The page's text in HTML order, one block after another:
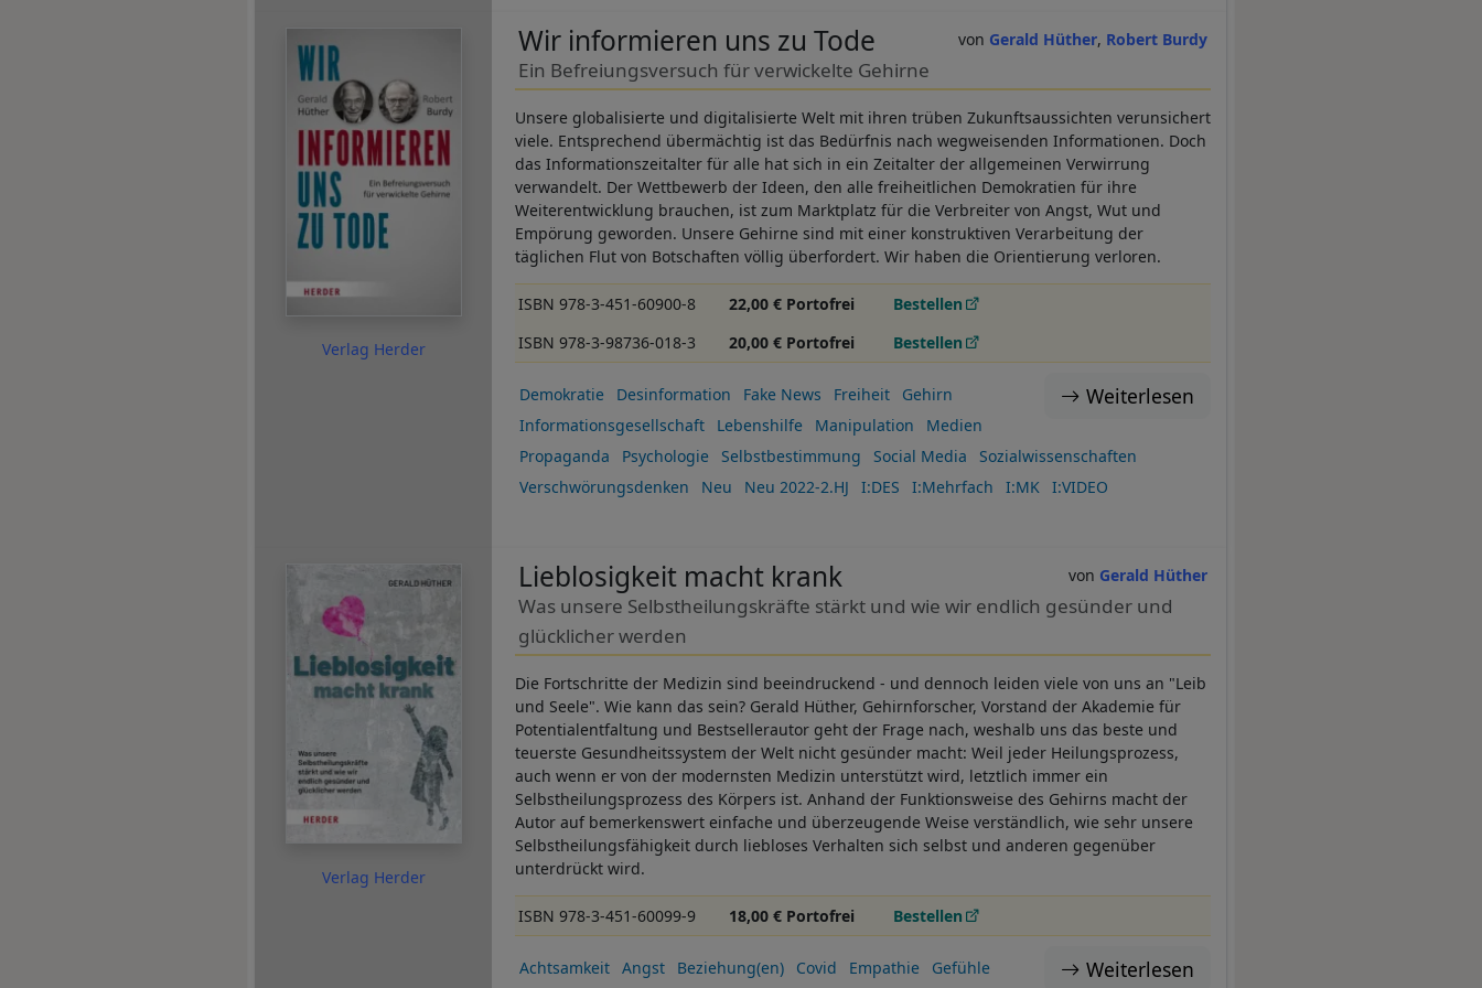
Verlag Herder
Gerald Hüther Robert Burdy
Wir informieren uns zu Tode
Ein Befreiungsversuch für verwickelte Gehirne
Unsere globalisierte und digitalisierte Welt mit ihren trüben Zukunftsaussichten verunsichert
viele. Entsprechend übermächtig ist das Bedürfnis nach wegweisenden Informationen. Doch
das Informationszeitalter für alle hat sich in ein Zeitalter der allgemeinen Verwirrung
verwandelt. Der Wettbewerb der Ideen, den alle freiheitlichen Demokratien für ihre
Weiterentwicklung brauchen, ist zum Marktplatz für die Verbreiter von Angst, Wut und
Empörung geworden. Unsere Gehirne sind mit einer konstruktiven Verarbeitung der
täglichen Flut von Botschaften völlig überfordert. Wir haben die Orientierung verloren.
ISBN 978-3-451-60900-8 22,00 € Portofrei
Bestellen
ISBN 978-3-98736-018-3
20,00 € Portofrei Bestellen
Weiterlesen
Demokratie Desinformation Fake News Freiheit
Gehirn
Informationsgesellschaft
Lebenshilfe Manipulation
Medien
Propaganda
Psychologie Selbstbestimmung Social Media
Sozialwissenschaften
Verschwörungsdenken
Neu Neu 2022-2.HJ I:DES I:Mehrfach I:MK I:VIDEO
Verlag Herder
Gerald Hüther
Lieblosigkeit macht krank
Was unsere Selbstheilungskräfte stärkt und wie wir endlich gesünder und
glücklicher werden
Die Fortschritte der Medizin sind beeindruckend - und dennoch leiden viele von uns an "Leib
und Seele". Wie kann das sein? Gerald Hüther, Gehirnforscher, Vorstand der Akademie für
Potentialentfaltung und Bestsellerautor geht der Frage nach, weshalb uns das beste und
teuerste Gesundheitssystem der Welt nicht gesünder macht: Weil jeder Heilungsprozess,
auch wenn er von der modernsten Medizin unterstützt wird, letztlich immer ein
Selbstheilungsprozess des Körpers ist. Anhand der Funktionsweise des Gehirns macht der
Autor auf bemerkenswert einfache und überzeugende Weise verständlich, wie sehr unsere
Selbstheilungsfähigkeit durch liebloses Verhalten sich selbst und anderen gegenüber
unterdrückt wird.
ISBN 978-3-451-60099-9 18,00 € Portofrei Bestellen
Weiterlesen
Achtsamkeit Angst Beziehung(en) Covid Empathie
Gefühle